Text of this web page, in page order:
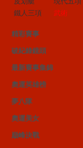
鐵人三項
武術
精彩賽事
破紀錄鏡頭
最新賽事集錦
奧運英雄榜
夢八隊
奧運美女
巔峰決戰